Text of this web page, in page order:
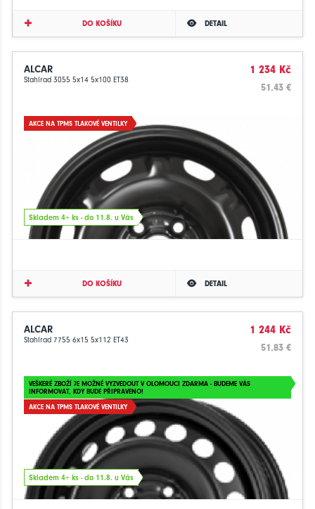
DO KOŠÍKU DETAIL
ALCAR
Stahlrad 3055 5x14 5x100 ET38
1 234 Kč
51.43 €
AKCE NA TPMS TLAKOVÉ VENTILKY
Skladem 4+ ks - do 11.8. u Vás
DO KOŠÍKU DETAIL
ALCAR
Stahlrad 7755 6x15 5x112 ET43
1 244 Kč
51.83 €
VEŠKERÉ ZBOŽÍ JE MOŽNÉ VYZVEDOUT V OLOMOUCI ZDARMA - BUDEME VÁS
INFORMOVAT, KDY BUDE PŘIPRAVENO!
AKCE NA TPMS TLAKOVÉ VENTILKY
Skladem 4+ ks - do 11.8. u Vás